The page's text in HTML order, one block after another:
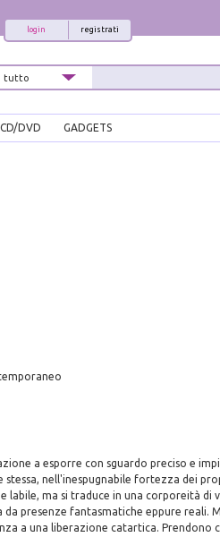
registrati
login
CD/DVD GADGETS
a esporre con sguardo preciso e
nell'inespugnabile fortezza dei
labile, ma si traduce in una corporeità di
presenze fantasmatiche eppure reali.
a una liberazione catartica. Prendono